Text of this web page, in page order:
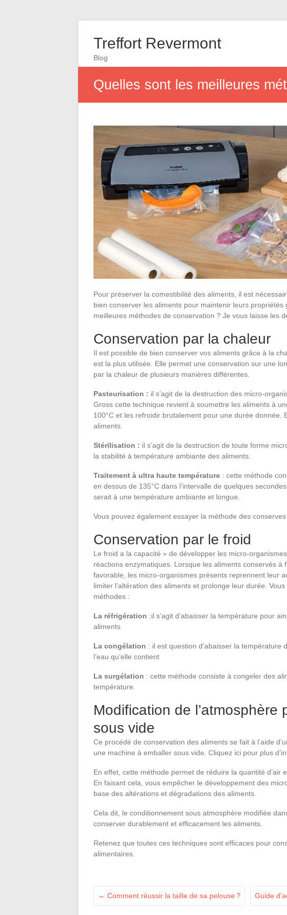
Treffort Revermont
Blog
Quelles sont les meilleures
Pour préserver la comestibilité des aliments, il est
bien conserver les aliments pour maintenir leurs
meilleures méthodes de conservation ? Je vous laisse les
Conservation par la chaleur
Il est possible de bien conserver vos aliments grâce à la
est la plus utilisée. Elle permet une conservation sur une
par la chaleur de plusieurs manières différentes.
Pasteurisation : il s’agit de la destruction des micro-
Gross cette technique revient à soumettre les aliments à
100°C et les refroidir brutalement pour une durée donnée.
aliments.
Stérilisation : il s’agit de la destruction de toute forme
la stabilité à température ambiante des aliments.
Traitement à ultra haute température : cette méthode
en dessus de 135°C dans l’intervalle de quelques
serait à une température ambiante et longue.
Vous pouvez également essayer la méthode des
Conservation par le froid
Le froid a la capacité » de développer les micro-
réactions enzymatiques. Lorsque les aliments conservés
favorable, les micro-organismes présents reprennent leur
limiter l’altération des aliments et prolonge leur durée.
méthodes :
La réfrigération :il s’agit d’abaisser la température pour
aliments
La congélation : il est question d’abaisser la température
l’eau qu’elle contient
La surgélation : cette méthode consiste à congeler des
température.
Modification de l’atmosphère
sous vide
Ce procédé de conservation des aliments se fait à l’aide
une machine à emballer sous vide. Cliquez ici pour plus
En effet, cette méthode permet de réduire la quantité d’air
En faisant cela, vous empêcher le développement des
base des altérations et dégradations des aliments.
Cela dit, le conditionnement sous atmosphère modifiée
conserver durablement et efficacement les aliments.
Retenez que toutes ces techniques sont efficaces pour
alimentaires.
← Comment réussir la taille de sa pelouse ? Guide